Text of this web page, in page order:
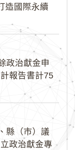
造國際永續
政治獻金申
報告書計75
縣（市）議
政治獻金專